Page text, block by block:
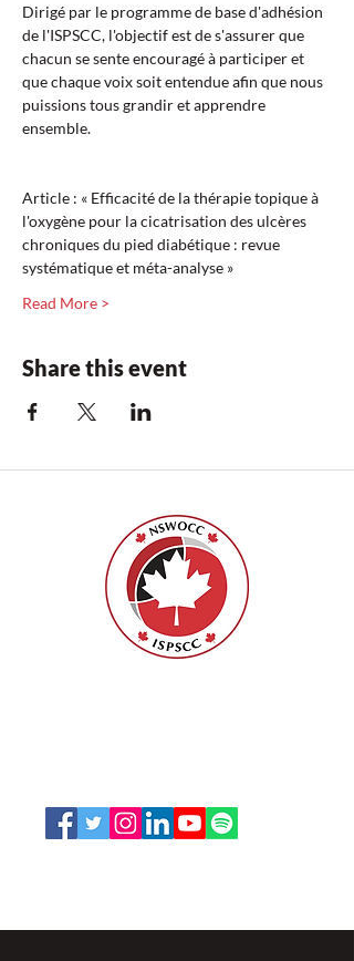
Dirigé par le programme de base d'adhésion
de l'ISPSCC, l'objectif est de s'assurer que
chacun se sente encouragé à participer et
que chaque voix soit entendue afin que nous
puissions tous grandir et apprendre
ensemble.
Article : « Efficacité de la thérapie topique à
l'oxygène pour la cicatrisation des ulcères
chroniques du pied diabétique : revue
systématique et méta-analyse »
Read More >
Share this event